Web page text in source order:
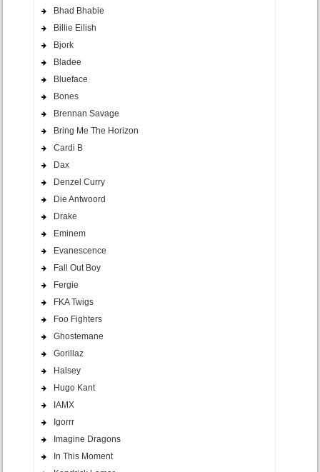
Bhad Bhabie
Billie Eilish
Bjork
Bladee
Blueface
Bones
Brennan Savage
Bring Me The Horizon
Cardi B
Dax
Denzel Curry
Die Antwoord
Drake
Eminem
Evanescence
Fall Out Boy
Fergie
FKA Twigs
Foo Fighters
Ghostemane
Gorillaz
Halsey
Hugo Kant
IAMX
Igorrr
Imagine Dragons
In This Moment